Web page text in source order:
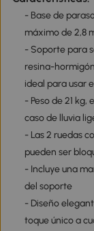
- Base de
máximo de 2,8
- Soporte para
resina-
ideal para usar
- Peso de 21
caso de lluvia
- Las 2 ruedas
pueden ser
- Incluye una
del soporte
- Diseño
toque único a